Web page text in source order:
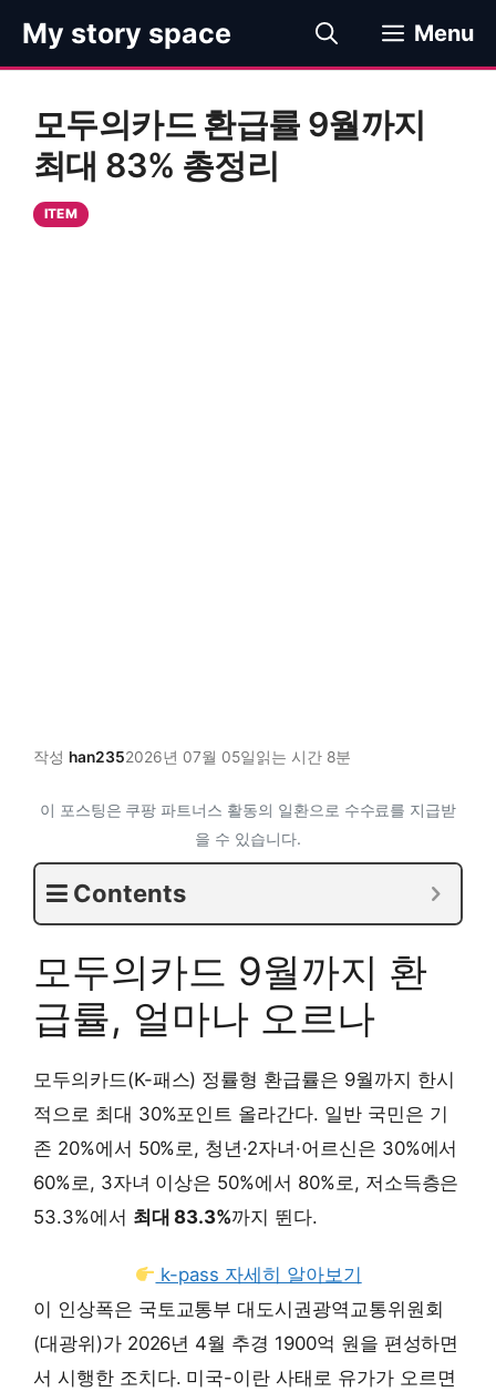
츠
My story space Menu
모두의카드 환급률 9월까지
최대 83% 총정리
ITEM
작성 han2352026년 07월 05일읽는 시간 8분
이 포스팅은 쿠팡 파트너스 활동의 일환으로 수수료를 지급받
을 수 있습니다.
Contents
모두의카드 9월까지 환
급률, 얼마나 오르나
모두의카드(K-패스) 정률형 환급률은 9월까지 한시
적으로 최대 30%포인트 올라간다. 일반 국민은 기
존 20%에서 50%로, 청년·2자녀·어르신은 30%에서
60%로, 3자녀 이상은 50%에서 80%로, 저소득층은
53.3%에서 최대 83.3%까지 뛴다.
k-pass 자세히 알아보기
이 인상폭은 국토교통부 대도시권광역교통위원회
(대광위)가 2026년 4월 추경 1900억 원을 편성하면
서 시행한 조치다. 미국-이란 사태로 유가가 오르면